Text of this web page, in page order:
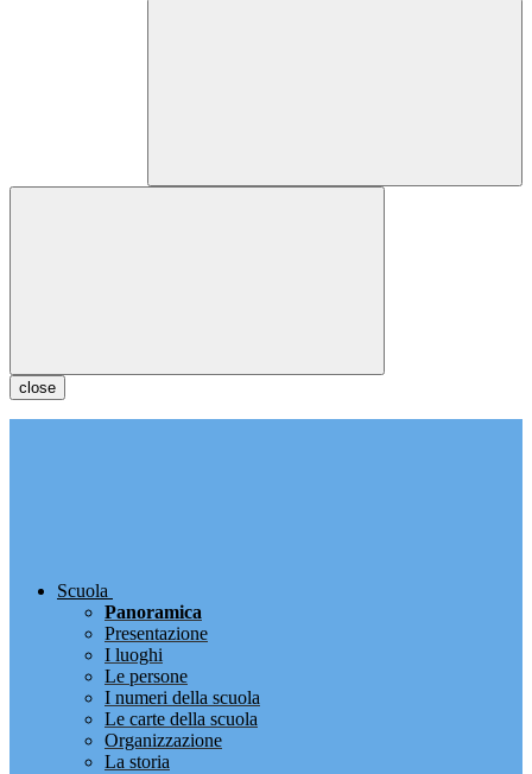
close
Scuola
Panoramica
Presentazione
I luoghi
Le persone
I numeri della scuola
Le carte della scuola
Organizzazione
La storia